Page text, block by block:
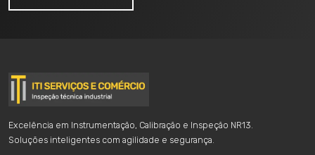
Excelência em Instrumentação, Calibração e Inspeção NR13.
Soluções inteligentes com agilidade e segurança.